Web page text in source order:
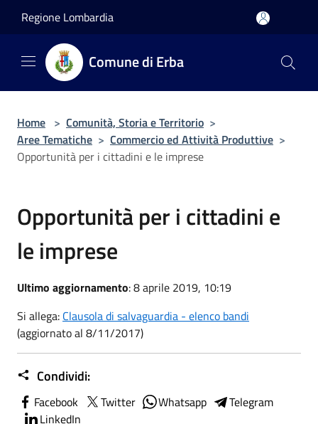
Regione Lombardia
Comune di Erba
Home > Comunità, Storia e Territorio >
Aree Tematiche > Commercio ed Attività Produttive >
Opportunità per i cittadini e le imprese
Opportunità per i cittadini e
le imprese
Ultimo aggiornamento: 8 aprile 2019, 10:19
Si allega: Clausola di salvaguardia - elenco bandi
(aggiornato al 8/11/2017)
Condividi:
Facebook Twitter Whatsapp
Telegram
LinkedIn